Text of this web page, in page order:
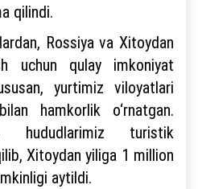
qilindi.
Rossiya va Xitoydan
uchun qulay imkoniyat
yurtimiz viloyatlari
hamkorlik o‘rnatgan.
hududlarimiz turistik
Xitoydan yiliga 1 million
aytildi.